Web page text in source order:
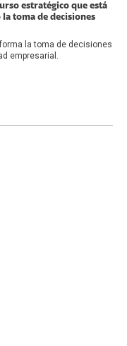
estratégico que está
toma de decisiones
la toma de decisiones
empresarial.